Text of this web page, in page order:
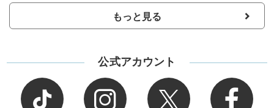
もっと見る
公式アカウント